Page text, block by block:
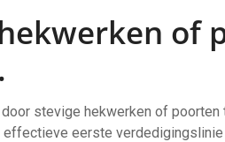
of
stevige hekwerken of poorten
eerste